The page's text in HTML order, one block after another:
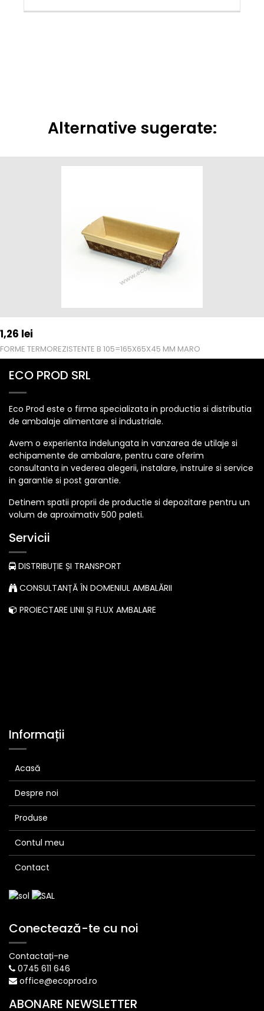
Alternative sugerate:
1,26 lei
FORME TERMOREZISTENTE B 105=165X65X45 MM MARO
ECO PROD SRL
Eco Prod este o firma specializata in productia si distributia
de ambalaje alimentare si industriale.
Avem o experienta indelungata in vanzarea de utilaje si
echipamente de ambalare, pentru care oferim
consultanta in vederea alegerii, instalare, instruire si service
in garantie si post garantie.
Detinem spatii proprii de productie si depozitare pentru un
volum de aproximativ 500 paleti.
Servicii
DISTRIBUȚIE ȘI TRANSPORT
CONSULTANȚĂ ÎN DOMENIUL AMBALĂRII
PROIECTARE LINII ȘI FLUX AMBALARE
Informații
Acasă
Despre noi
Produse
Contul meu
Contact
Conectează-te cu noi
Contactați-ne
0745 611 646
office@ecoprod.ro
ABONARE NEWSLETTER